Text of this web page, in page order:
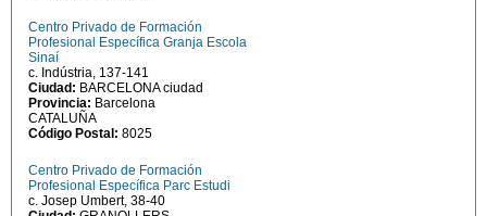
Centro Privado de Formación
Profesional Específica Granja Escola
Sinaí
c. Indústria, 137-141
Ciudad: BARCELONA ciudad
Provincia: Barcelona
CATALUÑA
Código Postal: 8025
Centro Privado de Formación
Profesional Específica Parc Estudi
c. Josep Umbert, 38-40